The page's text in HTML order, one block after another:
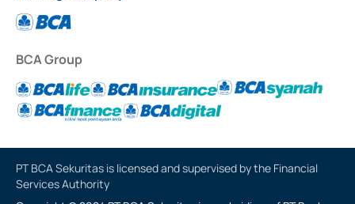
BCA Group
PT BCA Sekuritas is licensed and supervised by the Financial
Services Authority